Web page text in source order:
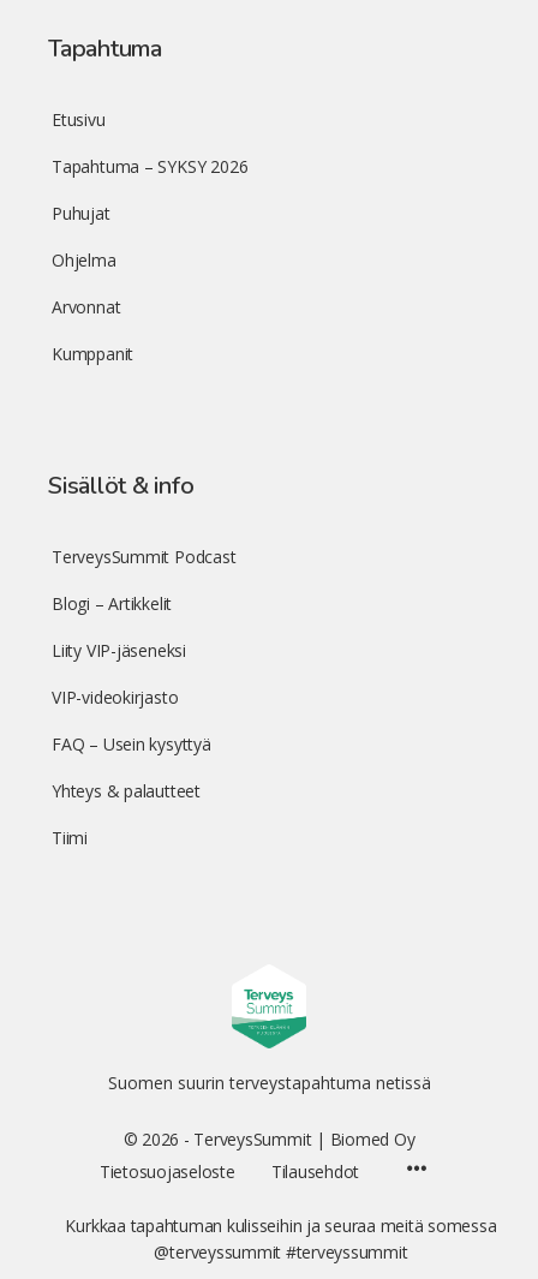
Tapahtuma
Etusivu
Tapahtuma – SYKSY 2026
Puhujat
Ohjelma
Arvonnat
Kumppanit
Sisällöt & info
TerveysSummit Podcast
Blogi – Artikkelit
Liity VIP-jäseneksi
VIP-videokirjasto
FAQ – Usein kysyttyä
Yhteys & palautteet
Tiimi
Suomen suurin terveystapahtuma netissä
© 2026 - TerveysSummit | Biomed Oy
Tietosuojaseloste
Tilausehdot
Kurkkaa tapahtuman kulisseihin ja seuraa meitä somessa
@terveyssummit #terveyssummit